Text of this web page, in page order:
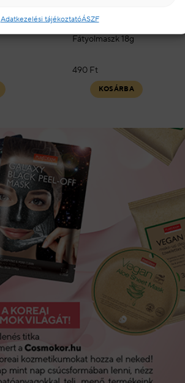
Adatkezelési tájékoztatóÁSZF
Maszk
Fátyolmaszk 18g
490 Ft
KOSÁRBA